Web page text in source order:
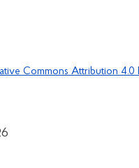
Commons Attribution 4.0